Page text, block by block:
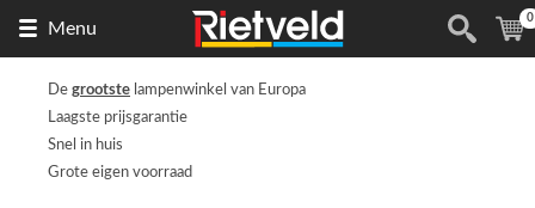
Menu
de
(
0
De grootste lampenwinkel van Europa
Laagste prijsgarantie
Snel in huis
Grote eigen voorraad